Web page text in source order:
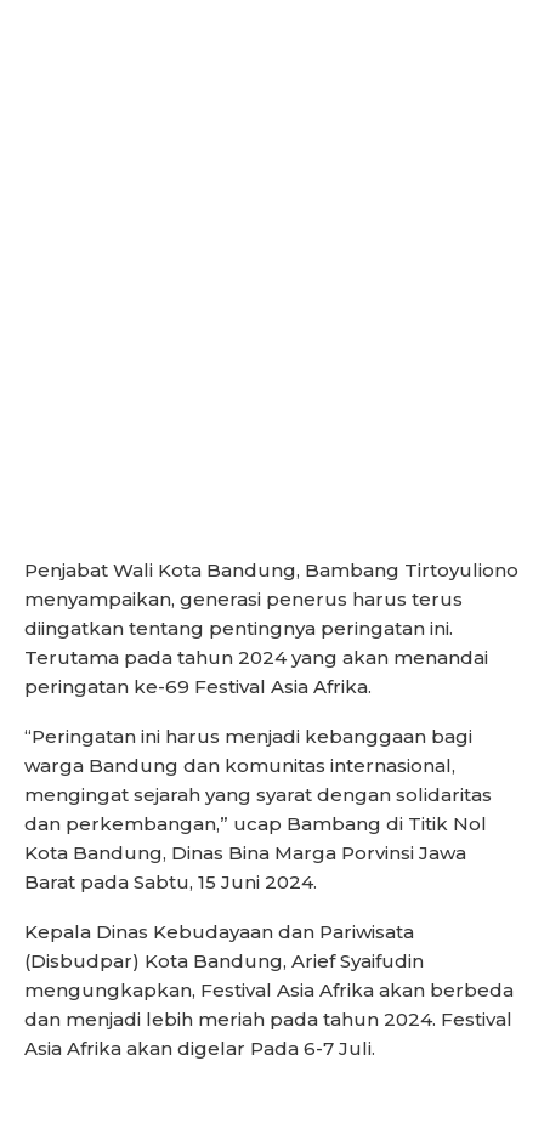
Penjabat Wali Kota Bandung, Bambang Tirtoyuliono
menyampaikan, generasi penerus harus terus
diingatkan tentang pentingnya peringatan ini.
Terutama pada tahun 2024 yang akan menandai
peringatan ke-69 Festival Asia Afrika.
“Peringatan ini harus menjadi kebanggaan bagi
warga Bandung dan komunitas internasional,
mengingat sejarah yang syarat dengan solidaritas
dan perkembangan,” ucap Bambang di Titik Nol
Kota Bandung, Dinas Bina Marga Porvinsi Jawa
Barat pada Sabtu, 15 Juni 2024.
Kepala Dinas Kebudayaan dan Pariwisata
(Disbudpar) Kota Bandung, Arief Syaifudin
mengungkapkan, Festival Asia Afrika akan berbeda
dan menjadi lebih meriah pada tahun 2024. Festival
Asia Afrika akan digelar Pada 6-7 Juli.